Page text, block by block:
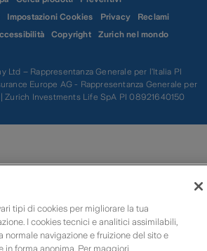
Impostazioni Cookies Privacy
Reclami
Copyright Zurich nel mondo
Ltd – Rappresentanza Generale per l’Italia PI
Europe AG - Rappresentanza Generale per
Investments Life SpA PI 08921640150
tipi di cookies per migliorare la tua
I cookies tecnici e analitici assimilabili,
normale navigazione e fruizione del sito e
in forma anonima. Per maggiori